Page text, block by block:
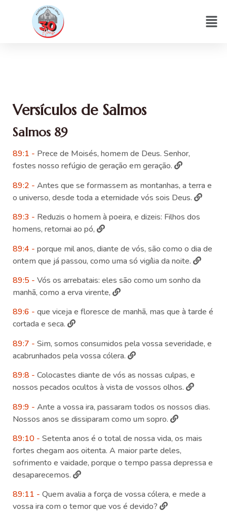
Versículos de Salmos
Salmos 89
89:1 - Prece de Moisés, homem de Deus. Senhor,
fostes nosso refúgio de geração em geração.
89:2 - Antes que se formassem as montanhas, a terra e
o universo, desde toda a eternidade vós sois Deus.
89:3 - Reduzis o homem à poeira, e dizeis: Filhos dos
homens, retornai ao pó,
89:4 - porque mil anos, diante de vós, são como o dia de
ontem que já passou, como uma só vigília da noite.
89:5 - Vós os arrebatais: eles são como um sonho da
manhã, como a erva virente,
89:6 - que viceja e floresce de manhã, mas que à tarde é
cortada e seca.
89:7 - Sim, somos consumidos pela vossa severidade, e
acabrunhados pela vossa cólera.
89:8 - Colocastes diante de vós as nossas culpas, e
nossos pecados ocultos à vista de vossos olhos.
89:9 - Ante a vossa ira, passaram todos os nossos dias.
Nossos anos se dissiparam como um sopro.
89:10 - Setenta anos é o total de nossa vida, os mais
fortes chegam aos oitenta. A maior parte deles,
sofrimento e vaidade, porque o tempo passa depressa e
desaparecemos.
89:11 - Quem avalia a força de vossa cólera, e mede a
vossa ira com o temor que vos é devido?